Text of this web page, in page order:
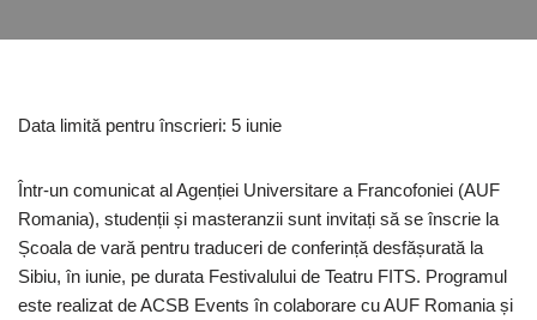
Data limită pentru înscrieri: 5 iunie
Într-un comunicat al Agenției Universitare a Francofoniei (AUF
Romania), studenții și masteranzii sunt invitați să se înscrie la
Școala de vară pentru traduceri de conferință desfășurată la
Sibiu, în iunie, pe durata Festivalului de Teatru FITS. Programul
este realizat de ACSB Events în colaborare cu AUF Romania și